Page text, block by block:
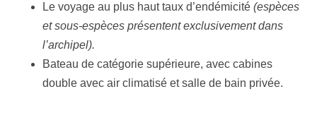
Le voyage au plus haut taux d’endémicité (espèces
et sous-espèces présentent exclusivement dans
l’archipel).
Bateau de catégorie supérieure, avec cabines
double avec air climatisé et salle de bain privée.